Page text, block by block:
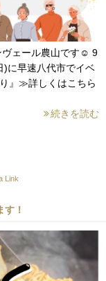
ヴェール農山です☺ 9
)に早速八代市でイベ
』≫詳しくはこちら
続きを読む
Link
！